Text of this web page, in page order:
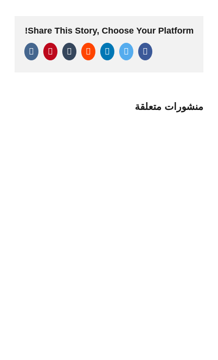
Share This Story, Choose Your Platform!
Facebook
Twitter
LinkedIn
Reddit
Tumblr
Pinterest
Vk
منشورات متعلقة